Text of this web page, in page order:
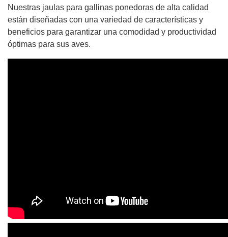
Nuestras jaulas para gallinas ponedoras de alta calidad
están diseñadas con una variedad de características y
beneficios para garantizar una comodidad y productividad
óptimas para sus aves.